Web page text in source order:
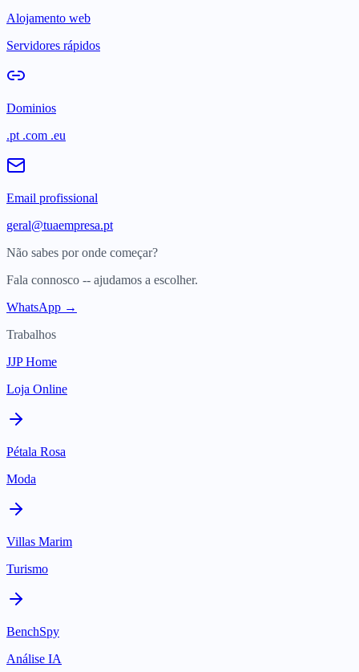
Alojamento web
Servidores rápidos
Dominios
.pt .com .eu
Email profissional
geral@tuaempresa.pt
Não sabes por onde começar?
Fala connosco -- ajudamos a escolher.
WhatsApp →
Trabalhos
JJP Home
Loja Online
Pétala Rosa
Moda
Villas Marim
Turismo
BenchSpy
Análise IA